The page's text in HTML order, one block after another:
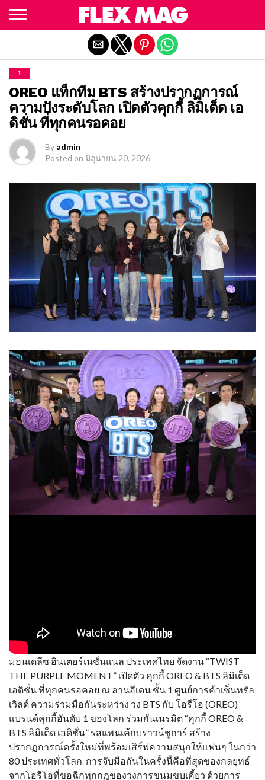
1
OREO แท็กทีม BTS สร้างปรากฏการณ์
ความปังระดับโลก เปิดตัวคุกกี้ ลิมิเต็ด เอ
ดิชั่น ที่ทุกคนรอคอย
By admin
Posted on มิถุนายน 20, 2026
มอนเดลีซ อินเตอร์เนชั่นแนล ประเทศไทย จัดงาน “TWIST
THE PURPLE MOMENT” เปิดตัว คุกกี้ OREO & BTS ลิมิเต็ด
เอดิชั่น ที่ทุกคนรอคอย ณ ลานอีเดน ชั้น 1 ศูนย์การค้าเซ็นทรัล
เวิลด์ ความร่วมมือกันระหว่าง วง BTS กับ โอรีโอ (OREO)
แบรนด์คุกกี้อันดับ 1 ของโลก ร่วมกันเนรมิต “คุกกี้ OREO &
BTS ลิมิเต็ด เอดิชั่น” รสแพนเค้กบราวน์ชูการ์ สร้าง
ปรากฏการณ์ครั้งใหม่ที่พร้อมเสิร์ฟความสนุกให้แฟนๆ ในกว่า
80 ประเทศทั่วโลก การจับมือกันในครั้งนี้คือที่สุดของกลยุทธ์
จากโอรีโอที่ขอฉีกทุกกฎของวงการขนมขบเคี้ยว ด้วยการ
Exit mobile version